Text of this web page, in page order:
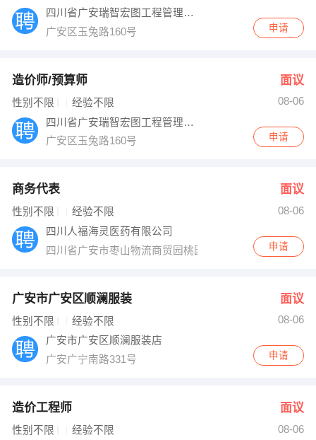
四川省广安瑞智宏图工程管理咨询有限公司
广安区玉兔路160号
申请
造价师/预算师 面议
性别不限 经验不限
08-06
四川省广安瑞智宏图工程管理咨询有限公司
广安区玉兔路160号
申请
商务代表 面议
性别不限 经验不限
08-06
四川人福海灵医药有限公司
四川省广安市枣山物流商贸园桃园路38号3楼
申请
广安市广安区顺澜服装 面议
性别不限 经验不限
08-06
广安市广安区顺澜服装店
广安广宁南路331号
申请
造价工程师 面议
性别不限 经验不限
08-06